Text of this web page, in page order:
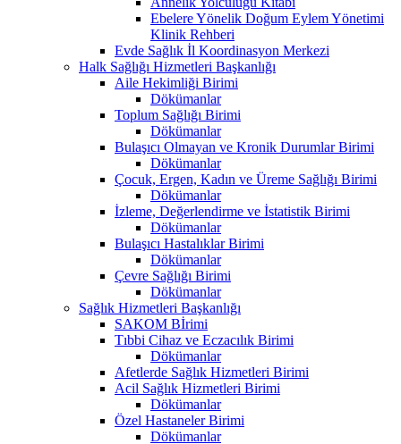
Ebelere Yönelik Doğum Eylem Yönetimi
Klinik Rehberi
Evde Sağlık İl Koordinasyon Merkezi
Halk Sağlığı Hizmetleri Başkanlığı
Aile Hekimliği Birimi
Dökümanlar
Toplum Sağlığı Birimi
Dökümanlar
Bulaşıcı Olmayan ve Kronik Durumlar Birimi
Dökümanlar
Çocuk, Ergen, Kadın ve Üreme Sağlığı Birimi
Dökümanlar
İzleme, Değerlendirme ve İstatistik Birimi
Dökümanlar
Bulaşıcı Hastalıklar Birimi
Dökümanlar
Çevre Sağlığı Birimi
Dökümanlar
Sağlık Hizmetleri Başkanlığı
SAKOM Bİrimi
Tıbbi Cihaz ve Eczacılık Birimi
Dökümanlar
Afetlerde Sağlık Hizmetleri Birimi
Acil Sağlık Hizmetleri Birimi
Dökümanlar
Özel Hastaneler Birimi
Dökümanlar